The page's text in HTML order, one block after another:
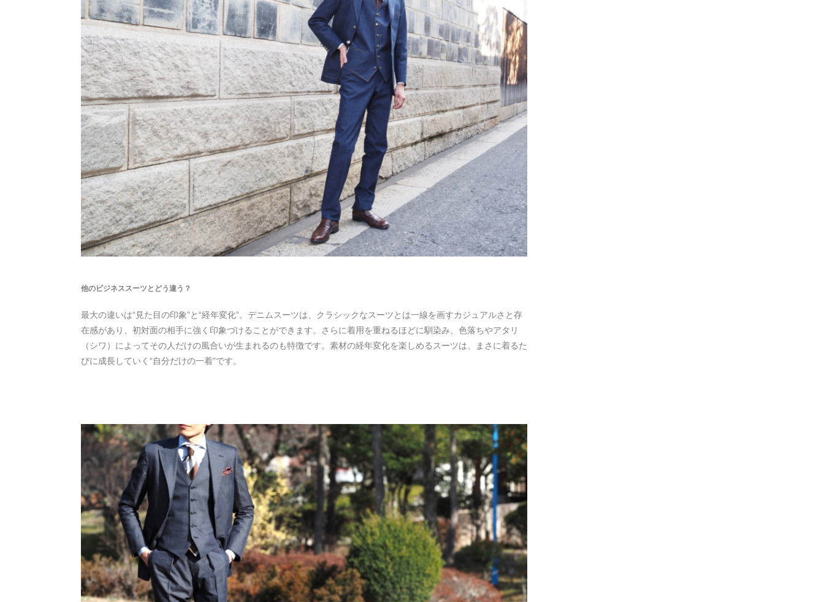
他のビジネススーツとどう違う？
最大の違いは“見た目の印象”と“経年変化”。デニムスーツは、クラシックなスーツとは一線を画すカジュアルさと存
在感があり、初対面の相手に強く印象づけることができます。さらに着用を重ねるほどに馴染み、色落ちやアタリ
（シワ）によってその人だけの風合いが生まれるのも特徴です。素材の経年変化を楽しめるスーツは、まさに着るた
びに成長していく“自分だけの一着”です。